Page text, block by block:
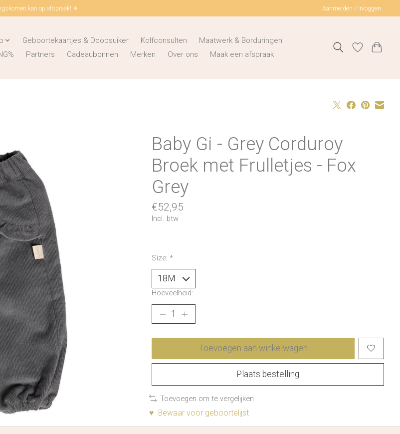
kan op afspraak! ☀ Aanmelden / Inloggen
Geboortekaartjes & Doopsuiker Kolfconsulten
Maatwerk & Borduringen
Partners Cadeaubonnen Merken Over ons Maak een afspraak
Baby Gi - Grey Corduroy
Broek met Frulletjes - Fox
Grey
€52,95
Incl. btw
Size: *
Hoeveelheid:
Toevoegen aan winkelwagen
Plaats bestelling
Toevoegen om te vergelijken
♥ Bewaar voor geboortelijst